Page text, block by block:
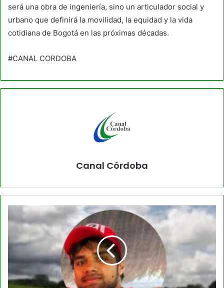
será una obra de ingeniería, sino un articulador social y
urbano que definirá la movilidad, la equidad y la vida
cotidiana de Bogotá en las próximas décadas.
#CANAL CORDOBA
Canal Córdoba